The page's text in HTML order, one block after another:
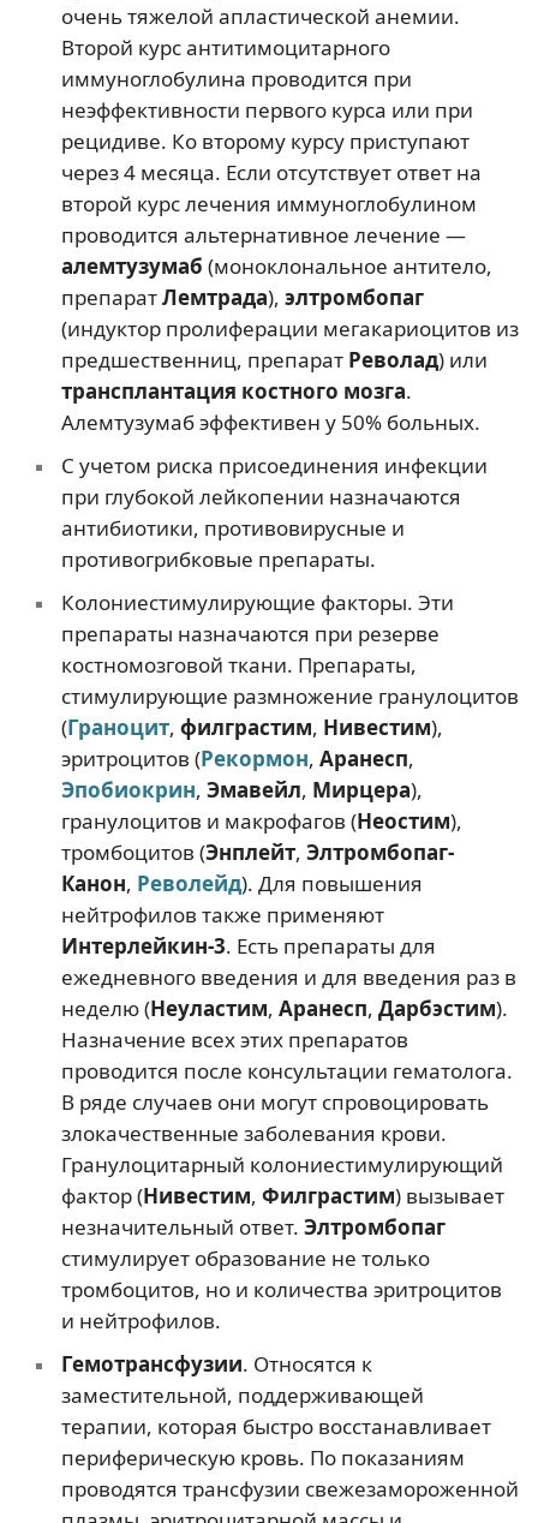
очень тяжелой апластической анемии.
Второй курс антитимоцитарного
иммуноглобулина проводится при
неэффективности первого курса или при
рецидиве. Ко второму курсу приступают
через 4 месяца. Если отсутствует ответ на
второй курс лечения иммуноглобулином
проводится альтернативное лечение —
алемтузумаб (моноклональное антитело,
препаратЛемтрада), элтромбопаг
(индуктор пролиферации мегакариоцитов из
предшественниц, препарат Револад) или
трансплантация костного мозга.
Алемтузумаб эффективен у 50% больных.
С учетом риска присоединения инфекции
при глубокой лейкопении назначаются
антибиотики, противовирусные и
противогрибковые препараты.
Колониестимулирующие факторы. Эти
препараты назначаются при резерве
костномозговой ткани. Препараты,
стимулирующие размножение гранулоцитов
(Граноцит, филграстим, Нивестим),
эритроцитов (Рекормон, Аранесп,
Эпобиокрин, Эмавейл, Мирцера),
гранулоцитов и макрофагов (Неостим),
тромбоцитов (Энплейт, Элтромбопаг-
Канон, Револейд). Для повышения
нейтрофилов также применяют
Интерлейкин-3. Есть препараты для
ежедневного введения и для введения раз в
неделю (Неуластим, Аранесп, Дарбэстим).
Назначение всех этих препаратов
проводится после консультации гематолога.
В ряде случаев они могут спровоцировать
злокачественные заболевания крови.
Гранулоцитарный колониестимулирующий
фактор (Нивестим, Филграстим) вызывает
незначительный ответ. Элтромбопаг
стимулирует образование не только
тромбоцитов, но и количества эритроцитов
и нейтрофилов.
Гемотрансфузии. Относятся к
заместительной, поддерживающей
терапии, которая быстро восстанавливает
периферическую кровь. По показаниям
проводятся трансфузии свежезамороженной